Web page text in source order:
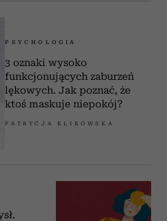
PSYCHOLOGIA
3 oznaki wysoko
funkcjonujących zaburzeń
lękowych. Jak poznać, że
ktoś maskuje niepokój?
PATRYCJA KLIKOWSKA